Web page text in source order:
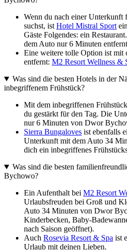
Wenn du nach einer Unterkunft
suchst, ist Hotel Mistral Sport
Gäste Folgendes: ein
dem Auto nur 6 Minuten
Eine weitere tolle Option ist mit
entfernt: M2 Resort Wellness &
Was sind die besten Hotels in der
inbegriffenem Frühstück?
Mit dem inbegriffenen
du gestärkt für den Tag. Die
nur 6 Minuten von Dwor
Sierra Bungaloves ist ebenfalls
Unterkunft mit dem Auto 34
dich ein inbegriffenes
Was sind die besten
Bychowo?
Ein Aufenthalt bei M2 Resort
Urlaubsfreuden bei Groß und
Auto 34 Minuten von Dwor
Kinderbecken, Baby-
nach Saison geöffnet).
Auch Rosevia Resort & Spa ist
Urlaub mit deinen Lieben.